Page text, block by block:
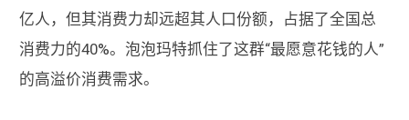
亿人，但其消费力却远超其人口份额，占据了全国总
消费力的40%。泡泡玛特抓住了这群“最愿意花钱的人”
的高溢价消费需求。